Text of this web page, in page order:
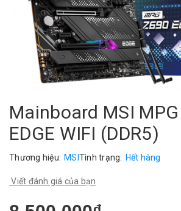
Mainboard MSI
EDGE WIFI (DDR5)
Thương hiệu: MSI Tình trạng: Hết hàng
Viết đánh giá của bạn